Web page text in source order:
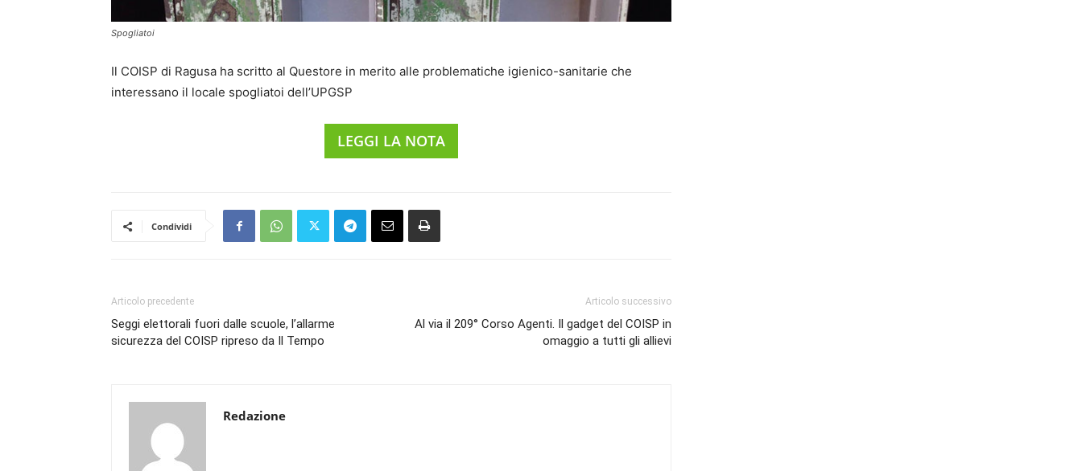
Spogliatoi
Il COISP di Ragusa ha scritto al Questore in merito alle problematiche igienico-sanitarie che
interessano il locale spogliatoi dell’UPGSP
LEGGI LA NOTA
Condividi
Articolo precedente
Seggi elettorali fuori dalle scuole, l’allarme
sicurezza del COISP ripreso da Il Tempo
Articolo successivo
Al via il 209° Corso Agenti. Il gadget del COISP in
omaggio a tutti gli allievi
Redazione